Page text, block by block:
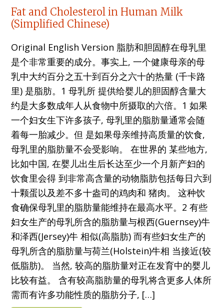
Fat and Cholesterol in Human Milk
(Simplified Chinese)
Original English Version 脂肪和胆固醇在母乳里
是个非常重要的成分。事实上, 一个健康母亲的母
乳中大约百分之五十到百分之六十的热量 (千卡路
里) 是脂肪。1 母乳所 提供给婴儿的胆固醇含量大
约是大多数成年人从食物中所摄取的六倍。1 如果
一个妇女生下许多孩子, 母乳里的脂肪量通常会随
着每一胎减少。但 是如果母亲维持高质量的饮食,
母乳里的脂肪量不会受影响。 在世界的 某些地方,
比如中国, 在婴儿出生后长达至少一个月新产妇的
饮食里会得 到非常高含量的动物脂肪包括每日六到
十颗蛋以及差不多十盎司的鸡肉和 猪肉。 这种饮
食确保母乳里的脂肪量能维持在最高水平。2 有些
妇女生产的母乳所含的脂肪量与根西(Guernsey)牛
和泽西(Jersey)牛 相似(高脂肪) 而有些妇女生产的
母乳所含的脂肪量与荷兰(Holstein)牛相 当接近(较
低脂肪)。 当然, 较高的脂肪量对正在发育中的婴儿
比较有益。 含有较高脂肪量的母乳将含更多人体所
需而有许多功能性质的脂肪分子, […]